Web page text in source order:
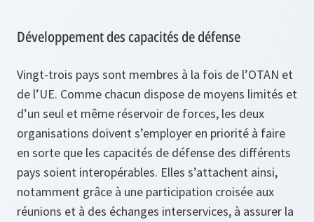
Développement des capacités de défense
Vingt-trois pays sont membres à la fois de l’OTAN et
de l’UE. Comme chacun dispose de moyens limités et
d’un seul et même réservoir de forces, les deux
organisations doivent s’employer en priorité à faire
en sorte que les capacités de défense des différents
pays soient interopérables. Elles s’attachent ainsi,
notamment grâce à une participation croisée aux
réunions et à des échanges interservices, à assurer la